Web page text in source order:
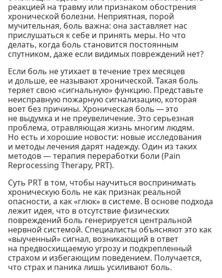
реакцией на травму или признаком обострения
хронической болезни. Неприятная, порой
мучительная, боль важна: она заставляет нас
прислушаться к себе и принять меры. Но что
делать, когда боль становится постоянным
спутником, даже если видимых повреждений нет?
Если боль не утихает в течение трех месяцев
и дольше, ее называют хронической. Такая боль
теряет свою «сигнальную» функцию. Представьте
неисправную пожарную сигнализацию, которая
воет без причины. Хроническая боль — это
не выдумка и не преувеличение. Это серьезная
проблема, отравляющая жизнь многим людям.
Но есть и хорошие новости: новые исследования
и методы лечения дарят надежду. Один из таких
методов — терапия переработки боли (Pain
Reprocessing Therapy, PRT).
Суть PRT в том, чтобы научиться воспринимать
хроническую боль не как признак реальной
опасности, а как «глюк» в системе. В основе подхода
лежит идея, что в отсутствие физических
повреждений боль генерируется центральной
нервной системой. Специалисты объясняют это как
«выученный» сигнал, возникающий в ответ
на предвосхищаемую угрозу и подкрепленный
страхом и избегающим поведением. Получается,
что страх и паника лишь усиливают боль.